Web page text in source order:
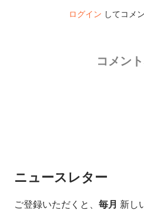
ログイン してコメ
コメン
ニュースレター
ご登録いただくと、 毎月 新し